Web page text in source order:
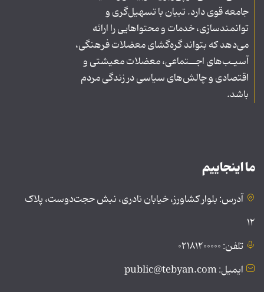
جامعه قوی دارد. تبیان با تسهیل‌گری و
توانمندسازی، خدمات و محتواهایی را ارائه
می‌دهد که بتواند گره‌گشای معضلات فرهنگی،
آسیـب‌های اجــتماعی، معضلات معیشتی و
اقتصادی و چالش‌های سیاسی در زندگی مردم
باشد.
ما اینجاییم
آدرس: بلوار کشاورز، خیابان نادری، نبش حجت‌دوست، پلاک
۱۲
تلفن: ۰۲۱۸۱۲۰۰۰۰۰
ایمیل: public@tebyan.com